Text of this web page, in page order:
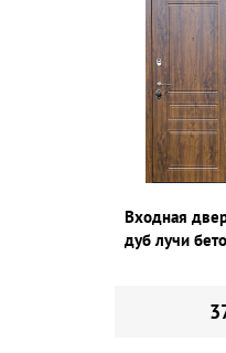
Входная
дуб лучи